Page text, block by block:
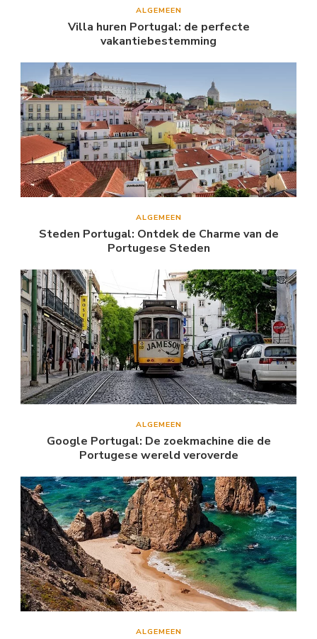
ALGEMEEN
Villa huren Portugal: de perfecte
vakantiebestemming
ALGEMEEN
Steden Portugal: Ontdek de Charme van de
Portugese Steden
ALGEMEEN
Google Portugal: De zoekmachine die de
Portugese wereld veroverde
ALGEMEEN